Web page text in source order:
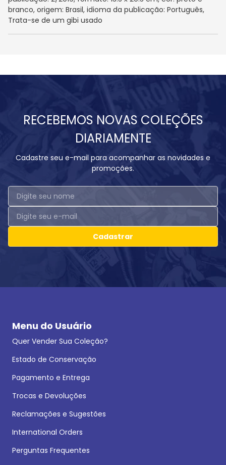
branco, origem: Brasil, idioma da publicação: Português,
Trata-se de um gibi usado
RECEBEMOS NOVAS COLEÇÕES
DIARIAMENTE
Cadastre seu e-mail para acompanhar as novidades e
promoções.
Cadastrar
Menu do Usuário
Quer Vender Sua Coleção?
Estado de Conservação
Pagamento e Entrega
Trocas e Devoluções
Reclamações e Sugestões
International Orders
Perguntas Frequentes